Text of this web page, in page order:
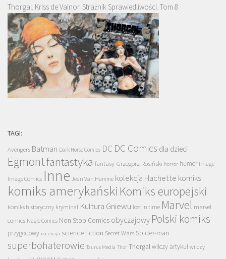
Thorgal. Kriss de Valnor. Strażnik Sprawiedliwości. Tom 8
TAGI:
Avengers Batman Dark Horse Comics DC DC Comics dla dzieci
Egmontfantastyka fantasy Grzegorz Rosiński horror humor Image
Image Comics Inne Jean Van Hamme kolekcja Hachette komiks
komiks amerykański Komiks europejski
komiks historyczny kryminał Kultura Gniewu lost in time Marvel marvel
comics Nagle Comics Non Stop Comics obyczajowy Polski komiks
przygodowy recenzja science fiction Secret Wars Spider-man
superbohaterowie Taurus Media Thor Thorgal wilczy artykuł wilczy